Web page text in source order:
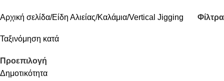
Αρχική σελίδα Είδη Αλιείας Καλάμια Vertical Jigging Φίλτρα
Ταξινόμηση κατά
Προεπιλογή
Δημοτικότητα